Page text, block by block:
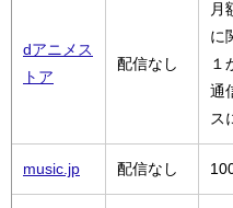
dアニメス
トア
配信なし
月
に
１
通
ス
music.jp 配信なし